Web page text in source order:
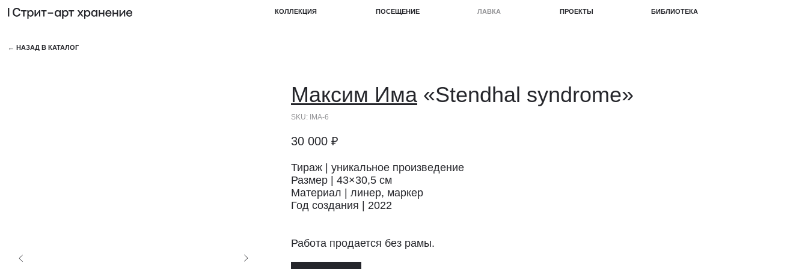
КОЛЛЕКЦИЯ ПРОЕКТЫ БИБЛИОТЕКА
Максим Има «Stendhal syndrome»
SKU: IMA-6
30 000 ₽
Тираж | уникальное произведение
Размер | 43×30,5 см
Материал | линер, маркер
Год создания | 2022
Работа продается без рамы.